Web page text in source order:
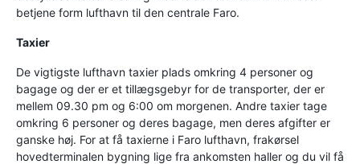
betjene form lufthavn til den centrale Faro.
Taxier
De vigtigste lufthavn taxier plads omkring 4 personer og
bagage og der er et tillægsgebyr for de transporter, der er
mellem 09.30 pm og 6:00 om morgenen. Andre taxier tage
omkring 6 personer og deres bagage, men deres afgifter er
ganske høj. For at få taxierne i Faro lufthavn, frakørsel
hovedterminalen bygning lige fra ankomsten haller og du vil få